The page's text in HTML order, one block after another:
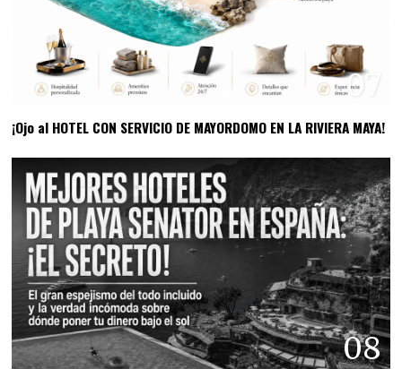
07
¡Ojo al HOTEL CON SERVICIO DE MAYORDOMO EN LA RIVIERA MAYA!
08